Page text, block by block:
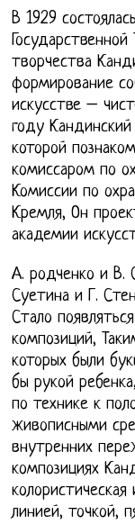
В 1929
творчества
формирование
искусстве –
году
которой
комиссаром по
Комиссии по
Кремля, Он
академии
А. родченко и В.
Суетина и Г.
Стало
композиций,
которых были
бы рукой
по технике к
живописными
внутренних
композициях
линией, точкой,